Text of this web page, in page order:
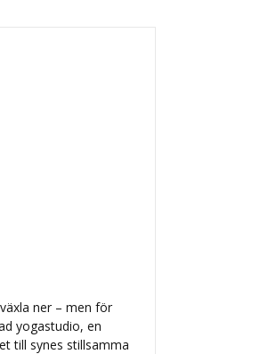
ner – men för
yogastudio, en
till synes stillsamma